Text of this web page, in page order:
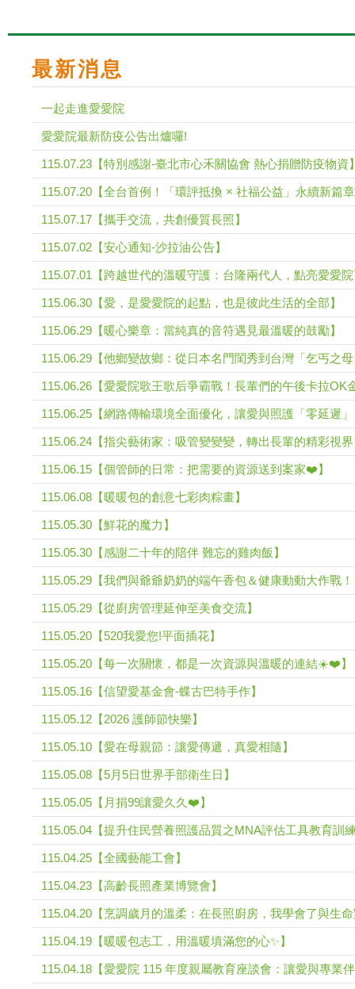
最新消息
一起走進愛愛院
愛愛院最新防疫公告出爐囉!
115.07.23【特別感謝-臺北市心禾關協會 熱心捐贈防疫物資
115.07.20【全台首例！「環評抵換 × 社福公益」永續新篇
115.07.17【攜手交流，共創優質長照】
115.07.02【安心通知-沙拉油公告】
115.07.01【跨越世代的溫暖守護：台隆兩代人，點亮愛愛
115.06.30【愛，是愛愛院的起點，也是彼此生活的全部】
115.06.29【暖心樂章：當純真的音符遇見最溫暖的鼓勵】
115.06.29【他鄉變故鄉：從日本名門閨秀到台灣「乞丐之
115.06.26【愛愛院歌王歌后爭霸戰！長輩們的午後卡拉OK
115.06.25【網路傳輸環境全面優化，讓愛與照護「零延遲
115.06.24【指尖藝術家：吸管變變變，轉出長輩的精彩視
115.06.15【個管師的日常：把需要的資源送到案家❤️】
115.06.08【暖暖包的創意七彩肉粽畫】
115.05.30【鮮花的魔力】
115.05.30【感謝二十年的陪伴 難忘的雞肉飯】
115.05.29【我們與爺爺奶奶的端午香包＆健康動動大作戰
115.05.29【從廚房管理延伸至美食交流】
115.05.20【520我愛您!平面插花】
115.05.20【每一次關懷，都是一次資源與溫暖的連結☀️❤️】
115.05.16【信望愛基金會-蝶古巴特手作】
115.05.12【2026 護師節快樂】
115.05.10【愛在母親節：讓愛傳遞，真愛相隨】
115.05.08【5月5日世界手部衛生日】
115.05.05【月捐99讓愛久久❤️】
115.05.04【提升住民營養照護品質之MNA評估工具教育訓
115.04.25【全國藝能工會】
115.04.23【高齡長照產業博覽會】
115.04.20【烹調歲月的溫柔：在長照廚房，我學會了與生
115.04.19【暖暖包志工，用溫暖填滿您的心✨】
115.04.18【愛愛院 115 年度親屬教育座談會：讓愛與專業